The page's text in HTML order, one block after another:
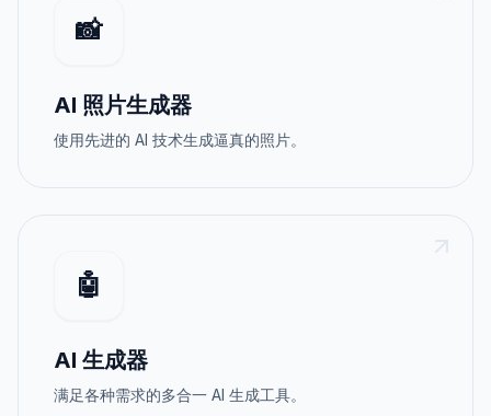
📸
AI 照片生成器
使用先进的 AI 技术生成逼真的照片。
🤖
AI 生成器
满足各种需求的多合一 AI 生成工具。